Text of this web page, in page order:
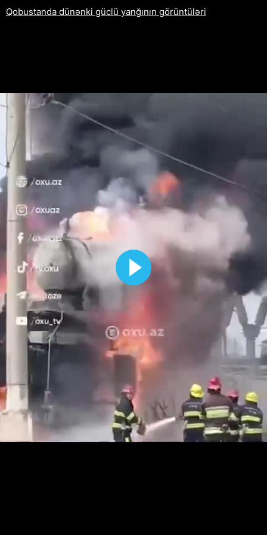
Qobustanda dünənki güclü yanğının görüntüləri